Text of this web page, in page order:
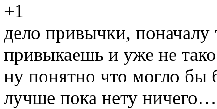
+1
дело привычки,
привыкаешь и уже не
ну понятно что могло
лучше пока нету ничего…